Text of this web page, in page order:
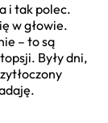
i tak polec.
w głowie.
– to są
Były dni,